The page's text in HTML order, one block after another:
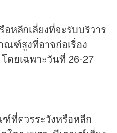
อหลีกเลี่ยงที่จะรับบริวาร
ณฑ์สูงที่อาจก่อเรื่อง
ดยเฉพาะวันที่ 26-27
ที่ควรระวังหรือหลีก